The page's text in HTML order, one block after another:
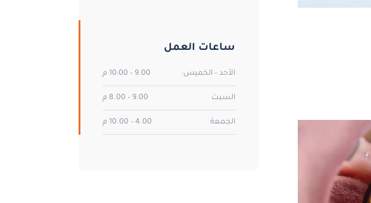
ساعات العمل
الأحد – الخميس: 9.00 – 10:00 م
السبت 9.00 – 8.00 م
الجمعة 4.00 – 10.00 م